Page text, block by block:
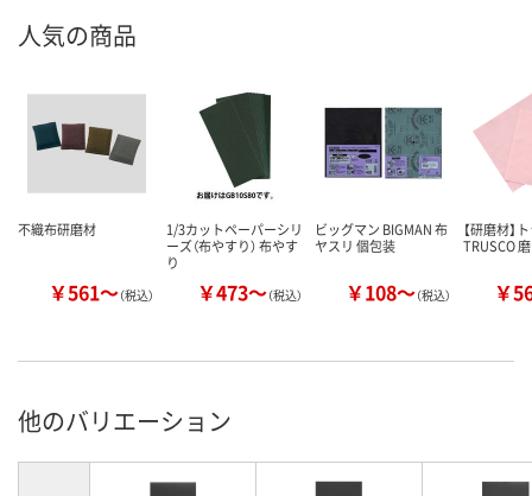
人気の商品
不織布研磨材
￥561～（税込）
1/3カットペーパーシリ
ーズ（布やすり） 布やす
り
￥473～（税込）
ビッグマン BIGMAN 布
ヤスリ 個包装
￥108～（税込）
【研磨材】
TRUSCO
￥
他のバリエーション